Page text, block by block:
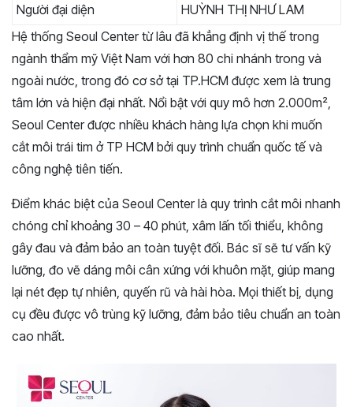
Người đại diện
HUỲNH THỊ NHƯ LAM
Hệ thống Seoul Center từ lâu đã khẳng định vị thế trong
ngành thẩm mỹ Việt Nam với hơn 80 chi nhánh trong và
ngoài nước, trong đó cơ sở tại TP.HCM được xem là trung
tâm lớn và hiện đại nhất. Nổi bật với quy mô hơn 2.000m²,
Seoul Center được nhiều khách hàng lựa chọn khi muốn
cắt môi trái tim ở TP HCM bởi quy trình chuẩn quốc tế và
công nghệ tiên tiến.
Điểm khác biệt của Seoul Center là quy trình cắt môi nhanh
chóng chỉ khoảng 30 – 40 phút, xâm lấn tối thiểu, không
gây đau và đảm bảo an toàn tuyệt đối. Bác sĩ sẽ tư vấn kỹ
lưỡng, đo vẽ dáng môi cân xứng với khuôn mặt, giúp mang
lại nét đẹp tự nhiên, quyến rũ và hài hòa. Mọi thiết bị, dụng
cụ đều được vô trùng kỹ lưỡng, đảm bảo tiêu chuẩn an toàn
cao nhất.